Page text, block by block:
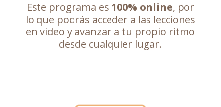
Este programa es 100% online, por
lo que podrás acceder a las lecciones
en video y avanzar a tu propio ritmo
desde cualquier lugar.